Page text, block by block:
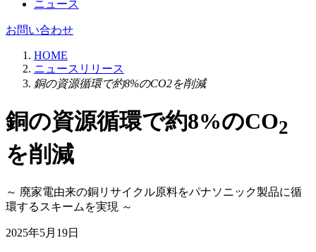
ニュース
お問い合わせ
HOME
ニュースリリース
銅の資源循環で約8%のCO2を削減
銅の資源循環で約8%のCO2
を削減
～ 廃家電由来の銅リサイクル原料をパナソニック製品に循
環するスキームを実現 ～
2025年5月19日